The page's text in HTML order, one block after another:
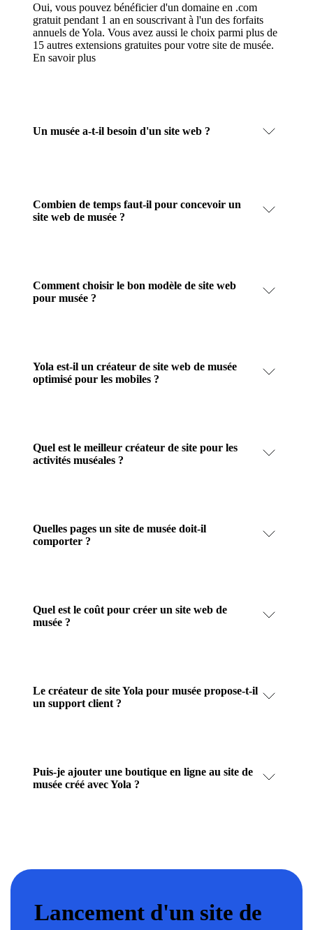
Oui, vous pouvez bénéficier d'un domaine en .com
gratuit pendant 1 an en souscrivant à l'un des forfaits
annuels de Yola. Vous avez aussi le choix parmi plus de
15 autres extensions gratuites pour votre site de musée.
En savoir plus
Un musée a-t-il besoin d'un site web ?
Combien de temps faut-il pour concevoir un
site web de musée ?
Comment choisir le bon modèle de site web
pour musée ?
Yola est-il un créateur de site web de musée
optimisé pour les mobiles ?
Quel est le meilleur créateur de site pour les
activités muséales ?
Quelles pages un site de musée doit-il
comporter ?
Quel est le coût pour créer un site web de
musée ?
Le créateur de site Yola pour musée propose-t-il
un support client ?
Puis-je ajouter une boutique en ligne au site de
musée créé avec Yola ?
Lancement d'un site de